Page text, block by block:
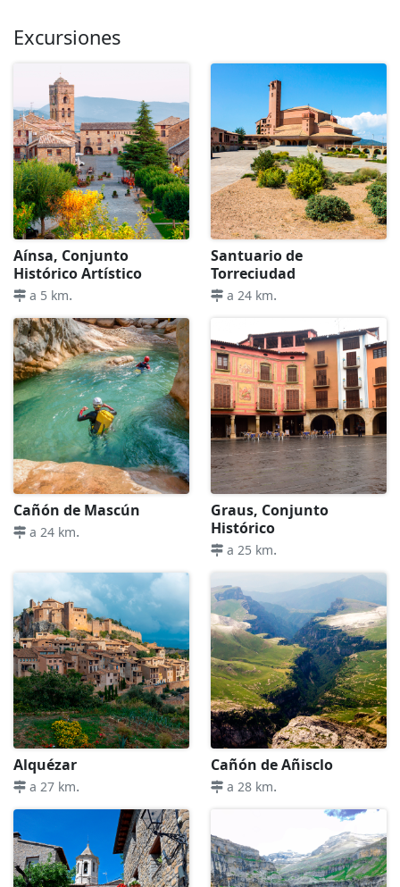
Excursiones
Aínsa, Conjunto
Histórico Artístico
a 5 km.
Santuario de
Torreciudad
a 24 km.
Cañón de Mascún
a 24 km.
Graus, Conjunto
Histórico
a 25 km.
Alquézar
a 27 km.
Cañón de Añisclo
a 28 km.